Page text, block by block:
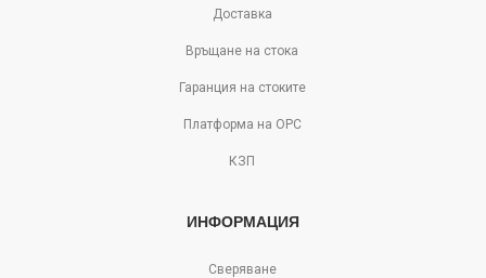
Доставка
Връщане на стока
Гаранция на стоките
Платформа на ОРС
КЗП
ИНФОРМАЦИЯ
Сверяване